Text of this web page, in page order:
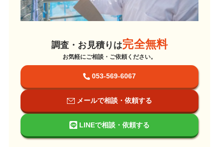
調査・お見積りは完全無料
お気軽にご相談・ご依頼ください。
053-569-6067
メールで相談・依頼する
LINEで相談・依頼する